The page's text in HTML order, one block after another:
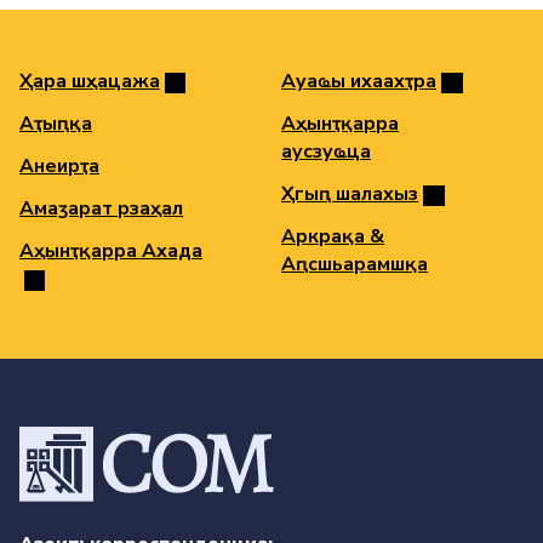
Ҳара шәҳацәажәа
Аҭыԥқәа
Анеирҭа
Амаӡаратә рзаҳал
Аҳәынҭқарра Ахада
Ауаҩы ихәаахәҭра
Аҳәынҭқарра
аусзуҩцәа
Ҳгәыԥ шәалахәыз
Аркрақәа &
Аԥсшьарамшқәа